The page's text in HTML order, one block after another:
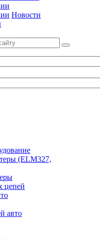
Новости
(ELM327,
цепей
авто